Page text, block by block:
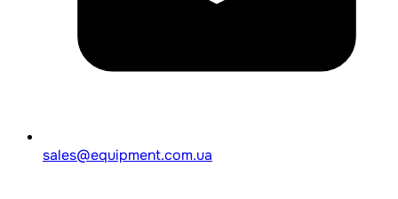
sales@equipment.com.ua